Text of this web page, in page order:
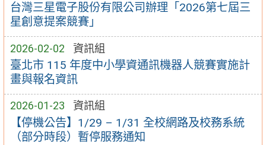
台灣三星電子股份有限公司辦理「2026第七屆三
星創意提案競賽」
2026-02-02 資訊組
臺北市 115 年度中小學資通訊機器人競賽實施計
畫與報名資訊
2026-01-23 資訊組
【停機公告】1/29 – 1/31 全校網路及校務系統
（部分時段）暫停服務通知